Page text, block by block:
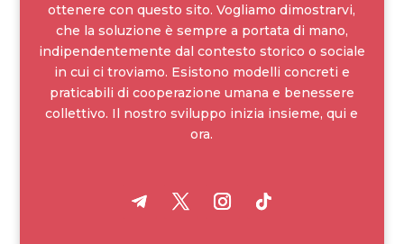
ottenere con questo sito. Vogliamo dimostrarvi,
che la soluzione è sempre a portata di mano,
indipendentemente dal contesto storico o sociale
in cui ci troviamo. Esistono modelli concreti e
praticabili di cooperazione umana e benessere
collettivo. Il nostro sviluppo inizia insieme, qui e
ora.